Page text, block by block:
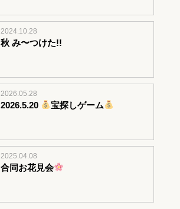
2024.10.28
秋 み〜つけた!!
2026.05.28
2026.5.20 宝探しゲーム
2025.04.08
合同お花見会